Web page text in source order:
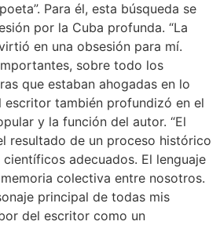
Para él, esta búsqueda se
por la Cuba profunda. “La
en una obsesión para mí.
sobre todo los
que estaban ahogadas en lo
escritor también profundizó en el
y la función del autor. “El
resultado de un proceso histórico
adecuados. El lenguaje
colectiva entre nosotros.
principal de todas mis
del escritor como un